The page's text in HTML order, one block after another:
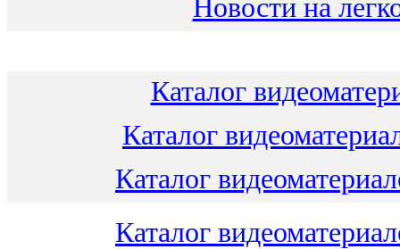
Новости на
Каталог
Каталог
Каталог
Каталог